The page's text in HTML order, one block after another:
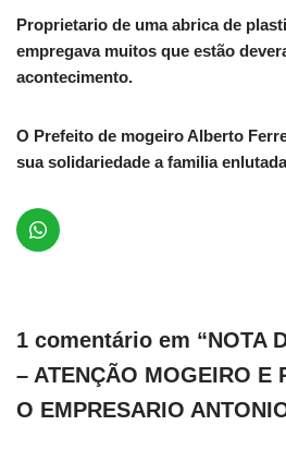
Proprietario de uma abrica de
empregava muitos que estão
acontecimento.
O Prefeito de mogeiro Alberto
sua solidariedade a familia enlutada
1 comentário em “NOTA
– ATENÇÃO MOGEIRO E
O EMPRESARIO